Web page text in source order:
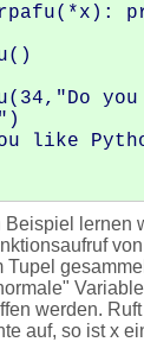
like
lernen
Tupel
werden.
auf, so ist x